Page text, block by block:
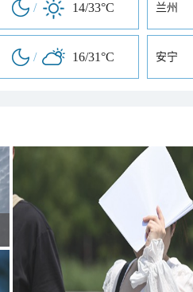
/ 14/33°C 兰州
/ 16/31°C 安宁